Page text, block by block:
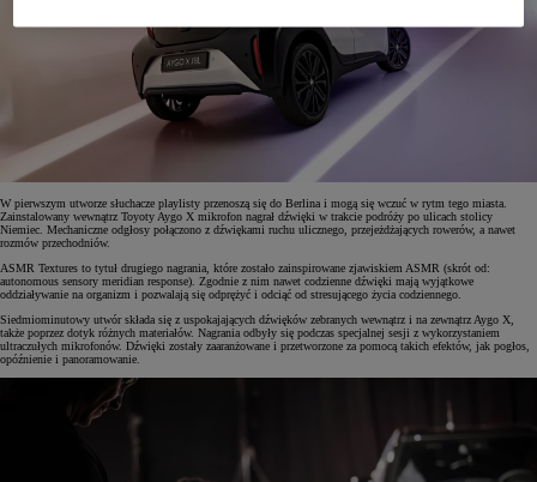
W pierwszym utworze słuchacze playlisty przenoszą się do Berlina i mogą się wczuć w rytm tego miasta.
Zainstalowany wewnątrz Toyoty Aygo X mikrofon nagrał dźwięki w trakcie podróży po ulicach stolicy
Niemiec. Mechaniczne odgłosy połączono z dźwiękami ruchu ulicznego, przejeżdżających rowerów, a nawet
rozmów przechodniów.
ASMR Textures to tytuł drugiego nagrania, które zostało zainspirowane zjawiskiem ASMR (skrót od:
autonomous sensory meridian response). Zgodnie z nim nawet codzienne dźwięki mają wyjątkowe
oddziaływanie na organizm i pozwalają się odprężyć i odciąć od stresującego życia codziennego.
Siedmiominutowy utwór składa się z uspokajających dźwięków zebranych wewnątrz i na zewnątrz Aygo X,
także poprzez dotyk różnych materiałów. Nagrania odbyły się podczas specjalnej sesji z wykorzystaniem
ultraczułych mikrofonów. Dźwięki zostały zaaranżowane i przetworzone za pomocą takich efektów, jak pogłos,
opóźnienie i panoramowanie.